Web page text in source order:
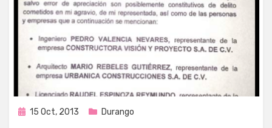
Publicada
15 Oct, 2013 Durango